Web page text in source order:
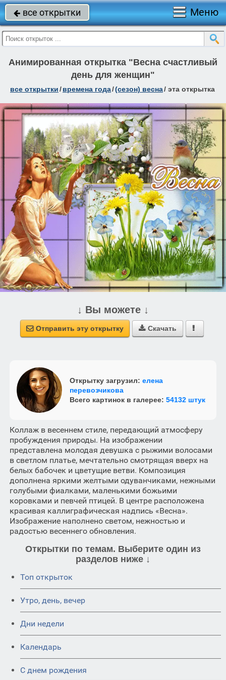
 все открытки Меню
Анимированная открытка "Весна счастливый
день для женщин"
все открытки/времена года/(сезон) весна/ эта открытка
↓ Вы можете ↓
 Отправить эту открытку  Скачать 
Открытку загрузил: елена
перевозчикова
Всего картинок в галерее: 54132 штук
Коллаж в весеннем стиле, передающий атмосферу
пробуждения природы. На изображении
представлена молодая девушка с рыжими волосами
в светлом платье, мечтательно смотрящая вверх на
белых бабочек и цветущие ветви. Композиция
дополнена яркими желтыми одуванчиками, нежными
голубыми фиалками, маленькими божьими
коровками и певчей птицей. В центре расположена
красивая каллиграфическая надпись «Весна».
Изображение наполнено светом, нежностью и
радостью весеннего обновления.
Открытки по темам. Выберите один из
разделов ниже ↓
Топ открыток
Утро, день, вечер
Дни недели
Календарь
C днем рождения